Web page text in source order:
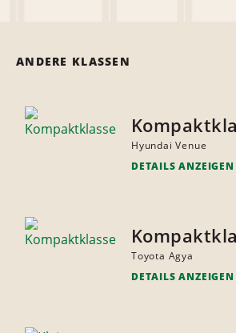
ANDERE KLASSEN
Hyundai Venue
DETAILS ANZEIGEN
Toyota Agya
DETAILS ANZEIGEN